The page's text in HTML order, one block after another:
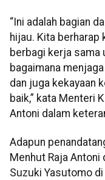
“Ini adalah bagian
hijau. Kita berharap
berbagi kerja sama
bagaimana
dan juga kekayaan
baik,” kata Menteri
Antoni dalam
Adapun
Menhut Raja
Suzuki Yasutomo